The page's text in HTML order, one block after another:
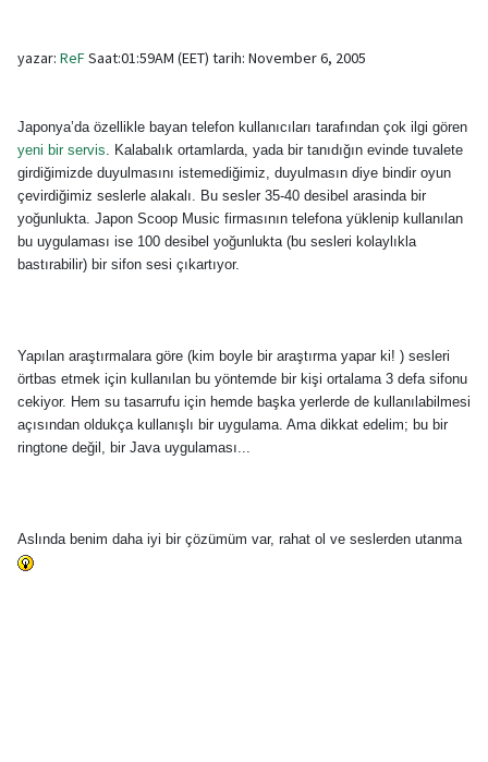
yazar: ReFSaat:01:59AM (EET) tarih: November 6, 2005
Japonya’da özellikle bayan telefon kullanıcıları tarafından çok ilgi gören
yeni bir servis . Kalabalık ortamlarda, yada bir tanıdığın evinde tuvalete
girdiğimizde duyulmasını istemediğimiz, duyulmasın diye bindir oyun
çevirdiğimiz seslerle alakalı. Bu sesler 35-40 desibel arasinda bir
yoğunlukta. Japon Scoop Music firmasının telefona yüklenip kullanılan
bu uygulaması ise 100 desibel yoğunlukta (bu sesleri kolaylıkla
bastırabilir) bir sifon sesi çıkartıyor.
Yapılan araştırmalara göre (kim boyle bir araştırma yapar ki! ) sesleri
örtbas etmek için kullanılan bu yöntemde bir kişi ortalama 3 defa sifonu
cekiyor. Hem su tasarrufu için hemde başka yerlerde de kullanılabilmesi
açısından oldukça kullanışlı bir uygulama. Ama dikkat edelim; bu bir
ringtone değil, bir Java uygulaması...
Aslında benim daha iyi bir çözümüm var, rahat ol ve seslerden utanma